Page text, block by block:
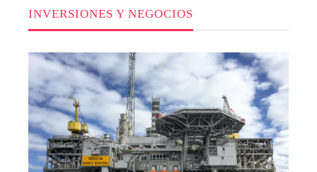
INVERSIONES Y NEGOCIOS